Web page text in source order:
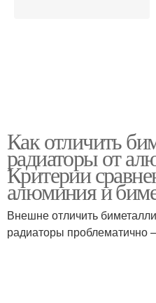
Как отличить
радиаторы от
Критерии
алюминия и
Внешне отличить
радиаторы проблематично